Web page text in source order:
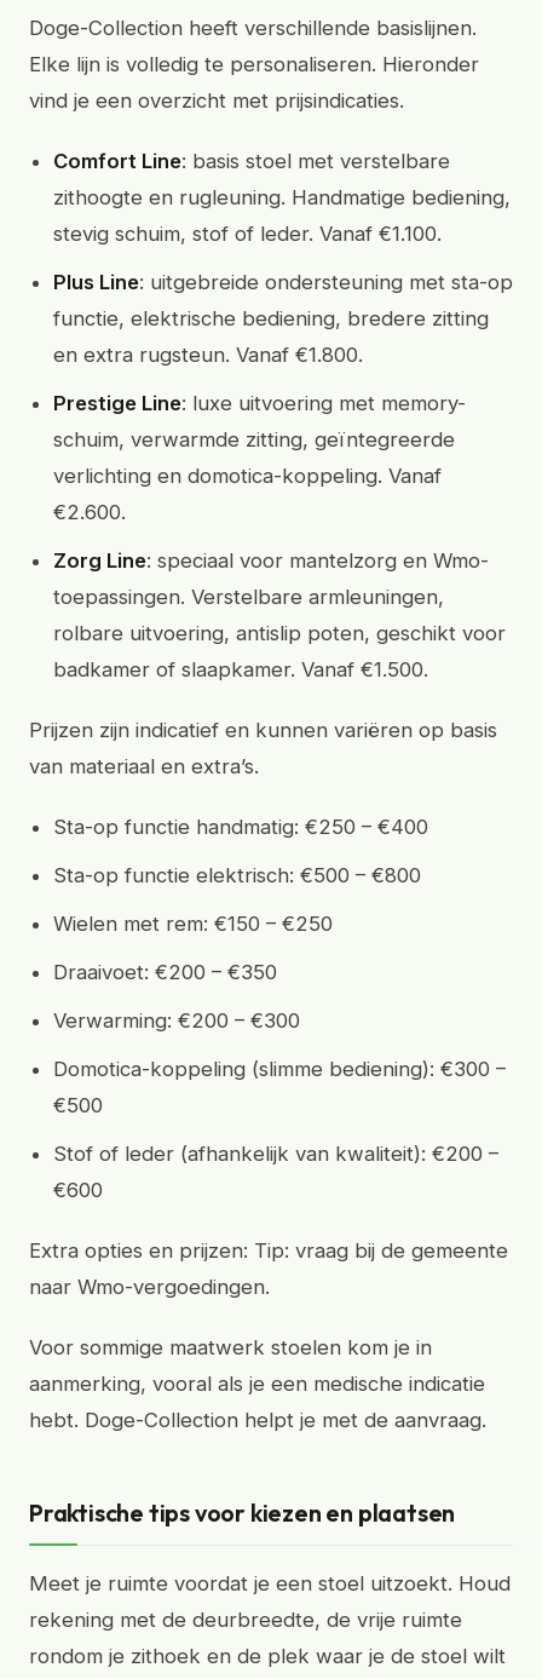
Doge-Collection heeft verschillende basislijnen.
Elke lijn is volledig te personaliseren. Hieronder
vind je een overzicht met prijsindicaties.
Comfort Line: basis stoel met verstelbare
zithoogte en rugleuning. Handmatige bediening,
stevig schuim, stof of leder. Vanaf €1.100.
Plus Line: uitgebreide ondersteuning met sta-op
functie, elektrische bediening, bredere zitting
en extra rugsteun. Vanaf €1.800.
Prestige Line: luxe uitvoering met memory-
schuim, verwarmde zitting, geïntegreerde
verlichting en domotica-koppeling. Vanaf
€2.600.
Zorg Line: speciaal voor mantelzorg en Wmo-
toepassingen. Verstelbare armleuningen,
rolbare uitvoering, antislip poten, geschikt voor
badkamer of slaapkamer. Vanaf €1.500.
Prijzen zijn indicatief en kunnen variëren op basis
van materiaal en extra’s.
Sta-op functie handmatig: €250 – €400
Sta-op functie elektrisch: €500 – €800
Wielen met rem: €150 – €250
Draaivoet: €200 – €350
Verwarming: €200 – €300
Domotica-koppeling (slimme bediening): €300 –
€500
Stof of leder (afhankelijk van kwaliteit): €200 –
€600
Extra opties en prijzen: Tip: vraag bij de gemeente
naar Wmo-vergoedingen.
Voor sommige maatwerk stoelen kom je in
aanmerking, vooral als je een medische indicatie
hebt. Doge-Collection helpt je met de aanvraag.
Praktische tips voor kiezen en plaatsen
Meet je ruimte voordat je een stoel uitzoekt. Houd
rekening met de deurbreedte, de vrije ruimte
rondom je zithoek en de plek waar je de stoel wilt